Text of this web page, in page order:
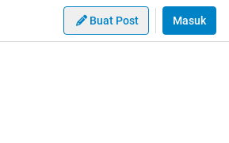
Buat Post Masuk